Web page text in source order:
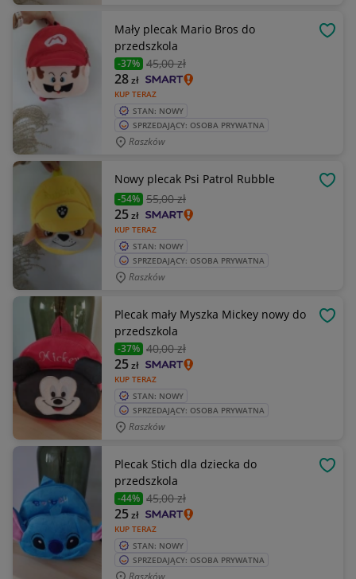
Mały plecak Mario Bros do
przedszkola
-37% 45,00 zł
KUP TERAZ
28zł
STAN: NOWY
SPRZEDAJĄCY: OSOBA PRYWATNA
Raszków
Nowy plecak Psi Patrol Rubble
-54% 55,00 zł
KUP TERAZ
25zł
STAN: NOWY
SPRZEDAJĄCY: OSOBA PRYWATNA
Raszków
Plecak mały Myszka Mickey nowy do
przedszkola
-37% 40,00 zł
KUP TERAZ
25zł
STAN: NOWY
SPRZEDAJĄCY: OSOBA PRYWATNA
Raszków
Plecak Stich dla dziecka do
przedszkola
-44% 45,00 zł
KUP TERAZ
25zł
STAN: NOWY
SPRZEDAJĄCY: OSOBA PRYWATNA
Raszków